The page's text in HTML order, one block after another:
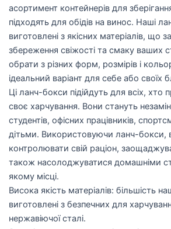
асортимент контейнерів для
підходять для обідів на винос. Наші
виготовлені з якісних матеріалів, що
збереження свіжості та смаку ваших
обрати з різних форм, розмірів і
ідеальний варіант для себе або своїх
Ці ланч-бокси підійдуть для всіх, хто
своє харчування. Вони стануть
студентів, офісних працівників,
дітьми. Використовуючи ланч-бокси,
контролювати свій раціон,
також насолоджуватися домашніми
якому місці.
Висока якість матеріалів: більшість
виготовлені з безпечних для
нержавіючої сталі.